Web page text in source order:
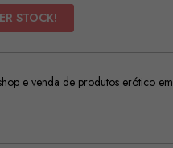
STOCK!
e venda de produtos erótico em